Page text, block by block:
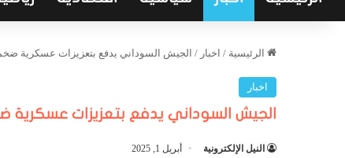
الرئيسية / اخبار / الجيش السوداني يدفع بتعزيزات عسكرية
اخبار
الجيش السوداني يدفع بتعزيزات عسكرية
النيل الإلكترونية أبريل 1, 2025